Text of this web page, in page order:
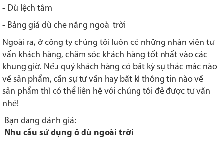
- Dù lệch tâm
- Bảng giá dù che nắng ngoài trời
Ngoài ra, ở công ty chúng tôi luôn có những nhân viên tư
vấn khách hàng, chăm sóc khách hàng tốt nhất vào các
khung giờ. Nếu quý khách hàng có bất kỳ sự thắc mắc nào
về sản phẩm, cần sự tư vấn hay bất kì thông tin nào về
sản phẩm thì có thể liên hệ với chúng tôi đẻ được tư vấn
nhé!
Bạn đang đánh giá:
Nhu cầu sử dụng ô dù ngoài trời